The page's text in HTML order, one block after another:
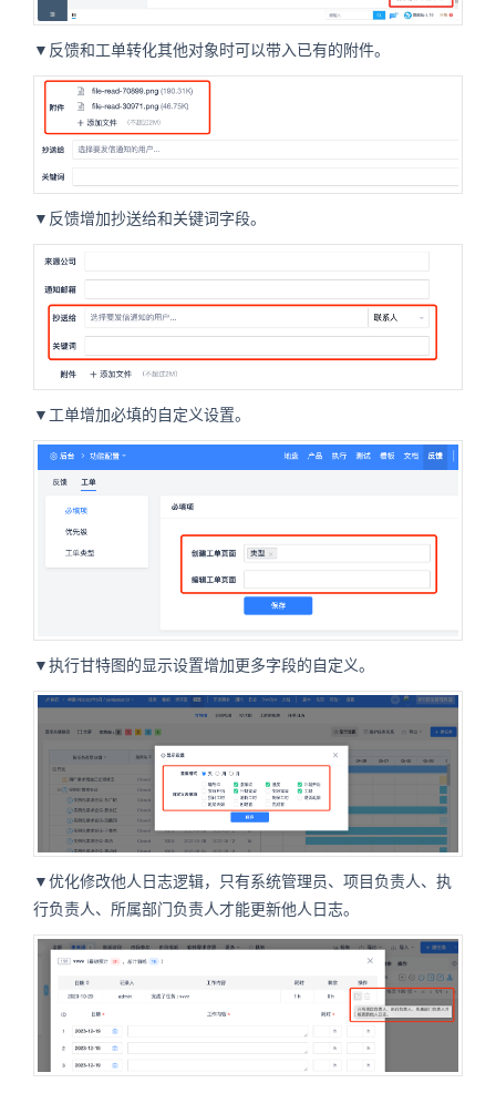
▼反馈和工单转化其他对象时可以带入已有的附件。
▼反馈增加抄送给和关键词字段。
▼工单增加必填的自定义设置。
▼执行甘特图的显示设置增加更多字段的自定义。
▼优化修改他人日志逻辑，只有系统管理员、项目负责人、执
行负责人、所属部门负责人才能更新他人日志。